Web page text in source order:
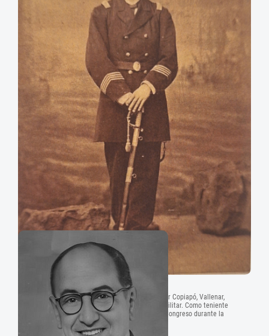
Alfredo Délano Rojas
Fotografía de Alfredo Délano Rojas, exdiputado por Copiapó, Vallenar,
Chañaral y Freirina (1894-1897), en su uniforme militar. Como teniente
coronel del Ejército, combatió en las fuerzas del Congreso durante la
Revolución de 1891.
Agradecimientos: Catalina Amenábar Tocornal.